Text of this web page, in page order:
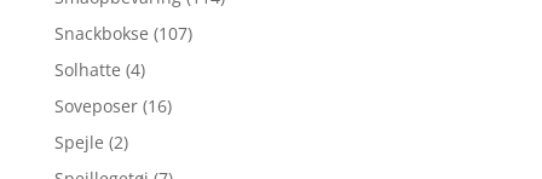
Snackbokse (107)
Solhatte (4)
Soveposer (16)
Spejle (2)